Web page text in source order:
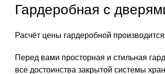
Гардеробная с
Расчёт цены гардеробной
Перед вами просторная и стильная
все достоинства закрытой системы